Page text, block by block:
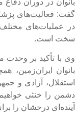
در دوران
فعالیت‌های
عملیات‌های
است.
با تأکید بر وحدت
ایران‌زمین،
آزادی و
را خنثی خواهیم
درخشان را